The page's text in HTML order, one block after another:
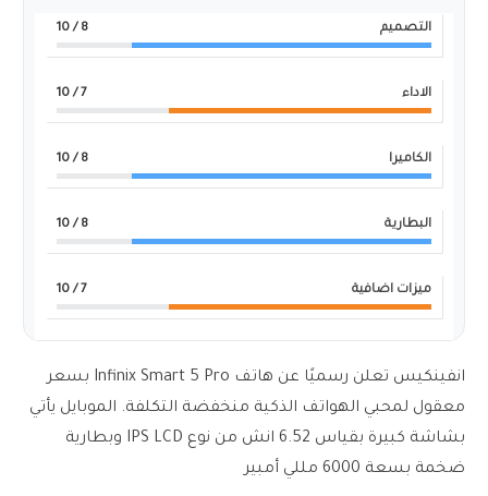
التصميم 8
/ 10
الاداء 7
/ 10
الكاميرا 8
/ 10
البطارية 8
/ 10
ميزات اضافية 7
/ 10
انفينكيس تعلن رسميًا عن هاتف Infinix Smart 5 Pro بسعر
معقول لمحبي الهواتف الذكية منخفضة التكلفة. الموبايل يأتي
بشاشة كبيرة بقياس 6.52 انش من نوع IPS LCD وبطارية
ضخمة بسعة 6000 مللي أمبير